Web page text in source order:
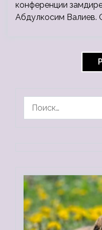
конференции
Абдулкосим Валиев.